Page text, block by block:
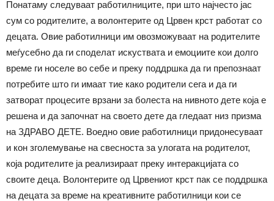
Понатаму следуваат работилниците, при што најчесто јас
сум со родителите, а волонтерите од Црвен крст работат со
децата. Овие работилници им овозможуваат на родителите
меѓусебно да ги споделат искуствата и емоциите кои долго
време ги носеле во себе и преку поддршка да ги препознаат
потребите што ги имаат тие како родители сега и да ги
затворат процесите врзани за болеста на нивното дете која е
решена и да започнат на своето дете да гледаат низ призма
на ЗДРАВО ДЕТЕ. Воедно овие работилници придонесуваат
и кон зголемување на свесноста за улогата на родителот,
која родителите ја реализираат преку интеракцијата со
своите деца. Волонтерите од Црвениот крст пак се поддршка
на децата за време на креативните работилници кои се